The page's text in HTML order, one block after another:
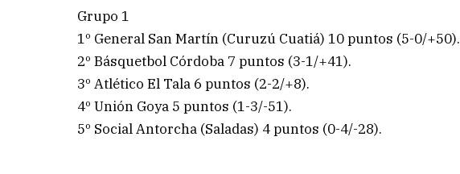
Grupo 1
1º General San Martín (Curuzú Cuatiá) 10 puntos (5-0/+50).
2º Básquetbol Córdoba 7 puntos (3-1/+41).
3º Atlético El Tala 6 puntos (2-2/+8).
4º Unión Goya 5 puntos (1-3/-51).
5º Social Antorcha (Saladas) 4 puntos (0-4/-28).